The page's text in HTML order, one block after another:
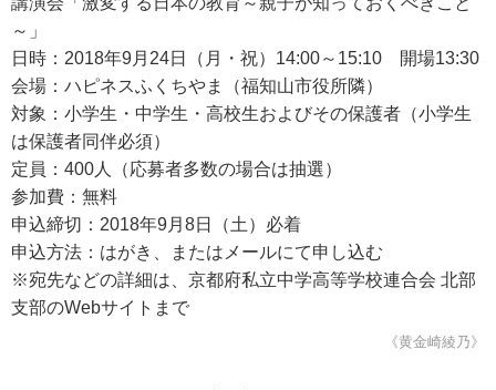
～」
日時：2018年9月24日（月・祝）14:00～15:10 開場13:30
会場：ハピネスふくちやま（福知山市役所隣）
対象：小学生・中学生・高校生およびその保護者（小学生
は保護者同伴必須）
定員：400人（応募者多数の場合は抽選）
参加費：無料
申込締切：2018年9月8日（土）必着
申込方法：はがき、またはメールにて申し込む
※宛先などの詳細は、京都府私立中学高等学校連合会 北部
支部のWebサイトまで
《黄金崎綾乃》